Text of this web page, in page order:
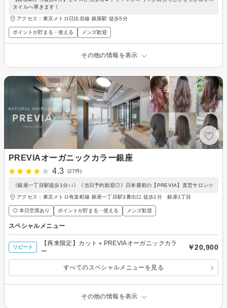
タイルへ導きます！
アクセス：東京メトロ日比谷線 銀座駅 徒歩5分
ポイントが貯まる・使える メンズ歓迎
その他の情報を表示
PREVIAオーガニックカラー銀座
4.3
(27件)
《銀座一丁目駅徒歩1分♪♪》《当日予約歓迎◎》日本最初の【PREVIA】直営サロン☆
アクセス：東京メトロ有楽町線 銀座一丁目駅3番出口 徒歩1分 銀座1丁目
◎ 本日空席あり ポイントが貯まる・使える メンズ歓迎
スペシャルメニュー
リピート
【再来限定】カット＋PREVIAオーガニックカラ
ー
￥20,900
すべてのスペシャルメニューを見る
その他の情報を表示